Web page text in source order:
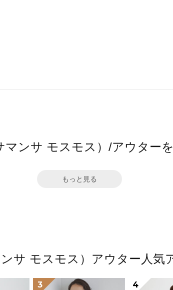
マンサ モスモス）/アウター
もっと見る
サ モスモス）アウター人気
3 4